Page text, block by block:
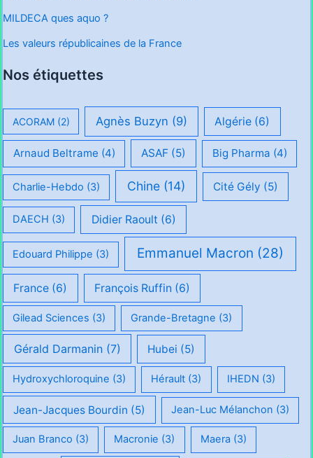
MILDECA ques aquo ?
Les valeurs républicaines de la France
Nos étiquettes
ACORAM(2) Agnès Buzyn (9) Algérie (6)
Arnaud Beltrame (4) ASAF (5) Big Pharma (4)
Charlie-Hebdo (3) Chine (14) Cité Gély (5)
DAECH (3) Didier Raoult (6)
Edouard Philippe (3) Emmanuel Macron (28)
France (6) François Ruffin (6)
Gilead Sciences (3) Grande-Bretagne (3)
Gérald Darmanin(7) Hubei (5)
Hydroxychloroquine (3) Hérault (3) IHEDN (3)
Jean-Jacques Bourdin (5) Jean-Luc Mélanchon (3)
Juan Branco (3) Macronie (3) Maera (3)